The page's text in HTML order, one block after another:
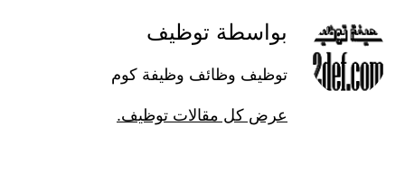
بواسطة توظيف
توظيف وظائف وظيفة كوم
عرض كل مقالات توظيف.